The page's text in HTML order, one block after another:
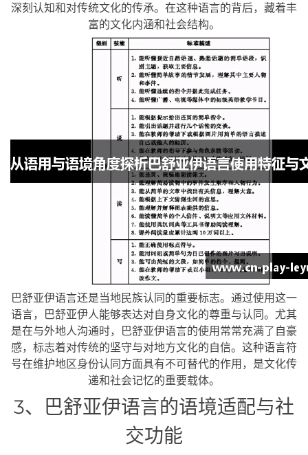
深刻认知和对传统文化的传承。在这种语言的背后，藏着丰
富的文化内涵和社会结构。
巴舒亚伊语言还是当地民族认同的重要标志。通过使用这一
语言，巴舒亚伊人能够表达对自身文化的尊重与认同。尤其
是在与外地人沟通时，巴舒亚伊语言的使用常常充满了自豪
感，标志着对传统的坚守与对地方文化的自信。这种语言符
号在维护地区身份认同方面具有不可替代的作用，是文化传
递和社会记忆的重要载体。
3、巴舒亚伊语言的语境适配与社
交功能